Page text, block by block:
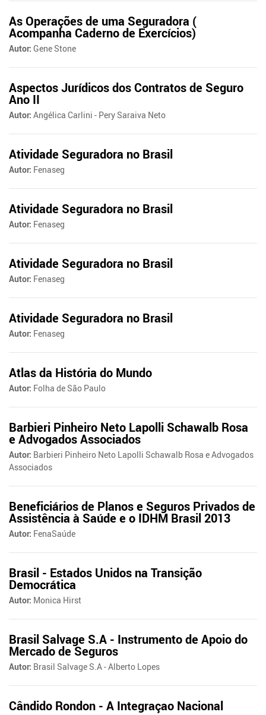
As Operações de uma Seguradora (
Acompanha Caderno de Exercícios)
Autor: Gene Stone
Aspectos Jurídicos dos Contratos de Seguro
Ano II
Autor: Angélica Carlini - Pery Saraiva Neto
Atividade Seguradora no Brasil
Autor: Fenaseg
Atividade Seguradora no Brasil
Autor: Fenaseg
Atividade Seguradora no Brasil
Autor: Fenaseg
Atividade Seguradora no Brasil
Autor: Fenaseg
Atlas da História do Mundo
Autor: Folha de São Paulo
Barbieri Pinheiro Neto Lapolli Schawalb Rosa
e Advogados Associados
Autor: Barbieri Pinheiro Neto Lapolli Schawalb Rosa e Advogados
Associados
Beneficiários de Planos e Seguros Privados de
Assistência à Saúde e o IDHM Brasil 2013
Autor: FenaSaúde
Brasil - Estados Unidos na Transição
Democrática
Autor: Monica Hirst
Brasil Salvage S.A - Instrumento de Apoio do
Mercado de Seguros
Autor: Brasil Salvage S.A - Alberto Lopes
Cândido Rondon - A Integraçao Nacional